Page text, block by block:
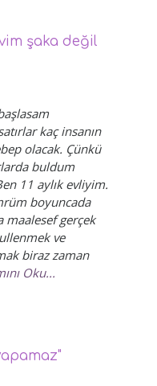
şaka değil
kaç insanın
olacak. Çünkü
buldum
11 aylık evliyim.
boyuncada
maalesef gerçek
ve
biraz zaman
Oku...